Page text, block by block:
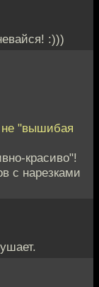
:)))
"вышибая
красиво"!
с нарезками